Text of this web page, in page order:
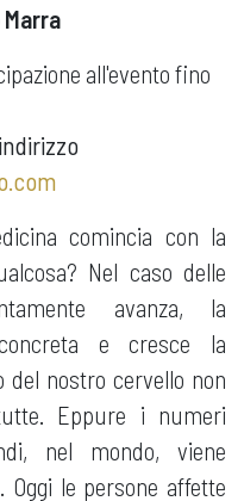
all'evento fino
comincia con la
Nel caso delle
avanza, la
e cresce la
del nostro cervello non
Eppure i numeri
nel mondo, viene
le persone affette